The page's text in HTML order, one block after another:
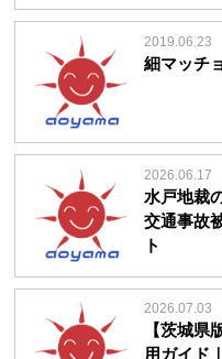
2019.06.23
細マッチ
2026.06.17
水戸地裁
交通事故
ト
2026.07.03
【茨城県
用ガイド